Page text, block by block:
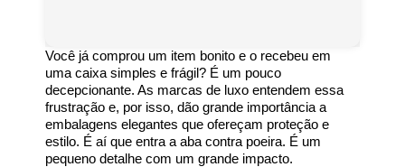
Você já comprou um item bonito e o recebeu em
uma caixa simples e frágil? É um pouco
decepcionante. As marcas de luxo entendem essa
frustração e, por isso, dão grande importância a
embalagens elegantes que ofereçam proteção e
estilo. É aí que entra a aba contra poeira. É um
pequeno detalhe com um grande impacto.